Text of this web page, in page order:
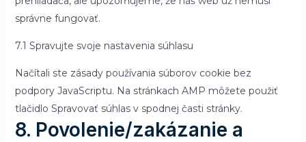
správne fungovať.
7.1 Spravujte svoje nastavenia súhlasu
Načítali ste zásady používania súborov cookie bez
podpory JavaScriptu. Na stránkach AMP môžete použiť
tlačidlo Spravovať súhlas v spodnej časti stránky.
8. Povolenie/zakázanie a